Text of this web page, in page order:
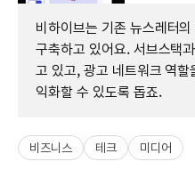
비하이브는 기존 뉴스레터
구축하고 있어요. 서브스택
고 있고, 광고 네트워크 역
익화할 수 있도록 돕죠.
비즈니스 테크 미디어